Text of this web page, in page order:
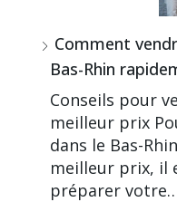
Comment
Bas-Rhin
Conseils pour
meilleur prix
dans le Bas-
meilleur prix, il
préparer